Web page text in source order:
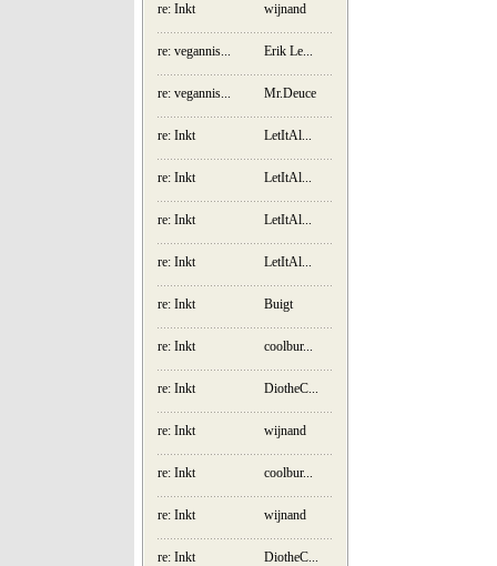
re: Inkt wijnand
re: vegannis... Erik Le...
re: vegannis... Mr.Deuce
re: Inkt LetItAl...
re: Inkt LetItAl...
re: Inkt LetItAl...
re: Inkt LetItAl...
re: Inkt Buigt
re: Inkt coolbur...
re: Inkt DiotheC...
re: Inkt wijnand
re: Inkt coolbur...
re: Inkt wijnand
re: Inkt DiotheC...